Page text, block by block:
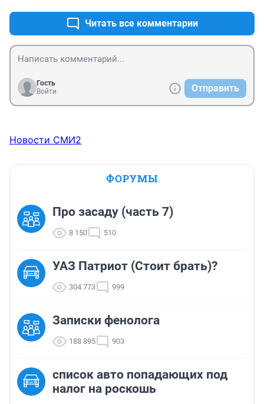
Читать все комментарии
Гость
Войти
Отправить
Новости СМИ2
ФОРУМЫ
Про засаду (часть 7)
8 150 510
УАЗ Патриот (Стоит брать)?
304 773 999
Записки фенолога
188 895 903
список авто попадающих под
налог на роскошь